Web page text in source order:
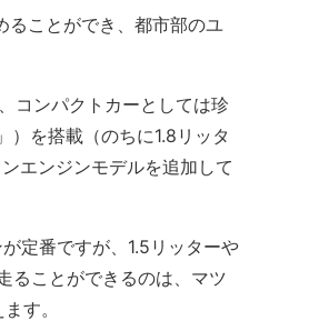
ことができ、都市部のユ
コンパクトカーとしては珍
）を搭載（のちに1.8リッタ
エンジンモデルを追加して
定番ですが、1.5リッターや
ることができるのは、マツ
す。